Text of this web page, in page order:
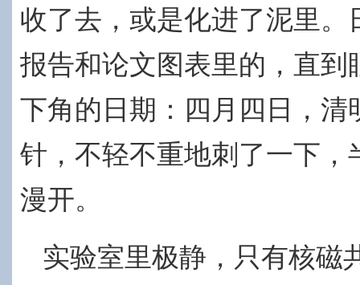
收了去，或是化进了泥里。
报告和论文图表里的，直到
下角的日期：四月四日，清
针，不轻不重地刺了一下，
漫开。
实验室里极静，只有核磁